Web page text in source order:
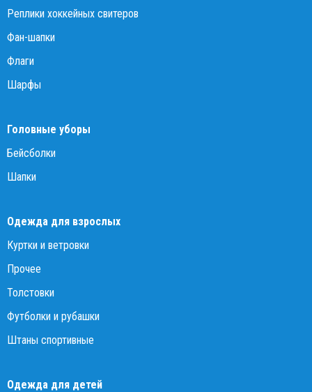
Реплики хоккейных свитеров
Фан-шапки
Флаги
Шарфы
Головные уборы
Бейсболки
Шапки
Одежда для взрослых
Куртки и ветровки
Прочее
Толстовки
Футболки и рубашки
Штаны спортивные
Одежда для детей